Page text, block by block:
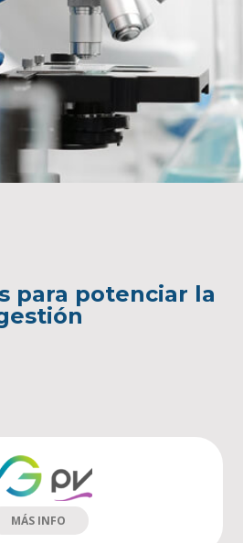
para potenciar la
MÁS INFO